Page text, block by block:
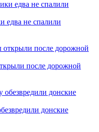
едва не спалили
после дорожной
донские